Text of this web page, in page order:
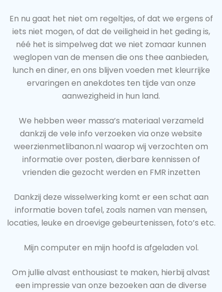
En nu gaat het niet om regeltjes, of dat we ergens of
iets niet mogen, of dat de veiligheid in het geding is,
néé het is simpelweg dat we niet zomaar kunnen
weglopen van de mensen die ons thee aanbieden,
lunch en diner, en ons blijven voeden met kleurrijke
ervaringen en anekdotes ten tijde van onze
aanwezigheid in hun land.
We hebben weer massa’s materiaal verzameld
dankzij de vele info verzoeken via onze website
weerzienmetlibanon.nl waarop wij verzochten om
informatie over posten, dierbare kennissen of
vrienden die gezocht werden en FMR inzetten
Dankzij deze wisselwerking komt er een schat aan
informatie boven tafel, zoals namen van mensen,
locaties, leuke en droevige gebeurtenissen, foto’s etc.
Mijn computer en mijn hoofd is afgeladen vol.
Om jullie alvast enthousiast te maken, hierbij alvast
een impressie van onze bezoeken aan de diverse